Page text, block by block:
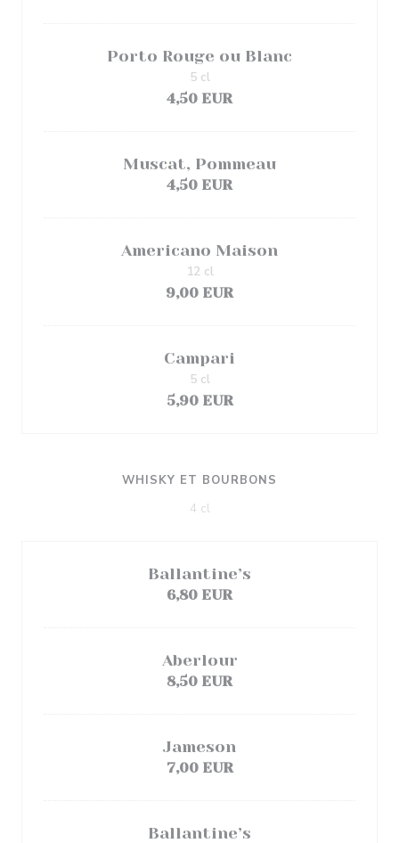
Porto Rouge ou Blanc
4,50 EUR
5 cl
Muscat, Pommeau
4,50 EUR
Americano Maison
9,00 EUR
12 cl
Campari
5,90 EUR
5 cl
WHISKY ET BOURBONS
4 cl
Ballantine’s
6,80 EUR
Aberlour
8,50 EUR
Jameson
7,00 EUR
Ballantine’s